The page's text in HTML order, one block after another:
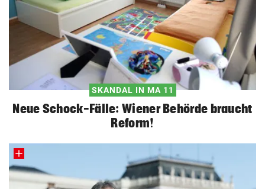
SKANDAL IN MA 11
Neue Schock-Fälle: Wiener Behörde braucht
Reform!